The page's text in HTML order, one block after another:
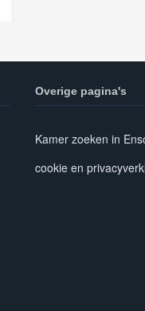
Overige pagina's
Kamer zoeken in
cookie en